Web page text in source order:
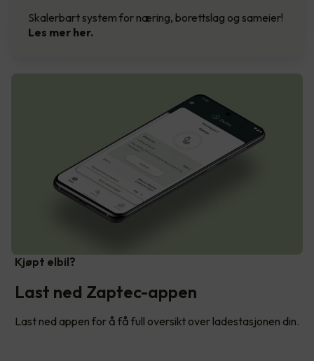
Skalerbart system for næring, borettslag og sameier!
Les mer her.
Kjøpt elbil?
Last ned Zaptec-appen
Last ned appen for å få full oversikt over ladestasjonen din.